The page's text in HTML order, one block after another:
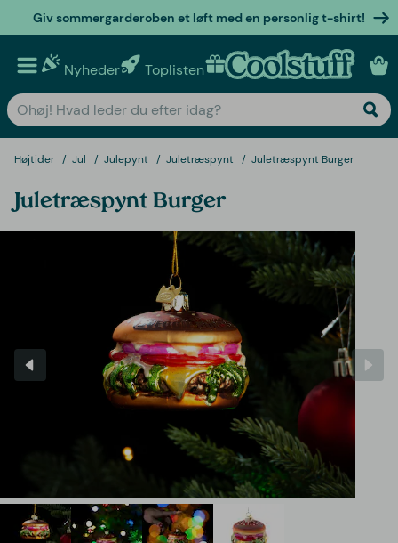
Giv sommergarderoben et løft med en personlig t-shirt!
Nyheder Toplisten Personlige gaver
Højtider Jul Julepynt Juletræspynt Juletræspynt Burger
Juletræspynt Burger